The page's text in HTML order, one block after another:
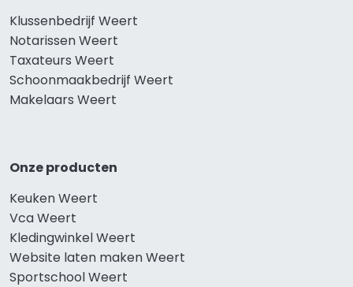
Klussenbedrijf Weert
Notarissen Weert
Taxateurs Weert
Schoonmaakbedrijf Weert
Makelaars Weert
Onze producten
Keuken Weert
Vca Weert
Kledingwinkel Weert
Website laten maken Weert
Sportschool Weert